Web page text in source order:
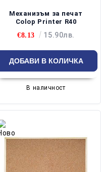
Механизъм за печат
Colop Printer R40
€8.13
15.90лв.
В наличност